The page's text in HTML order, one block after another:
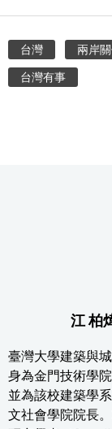
台灣 兩岸
台灣有事
江 柏
臺灣大學建築與
身為金門技術學
並為該校建築學
文社會學院院長